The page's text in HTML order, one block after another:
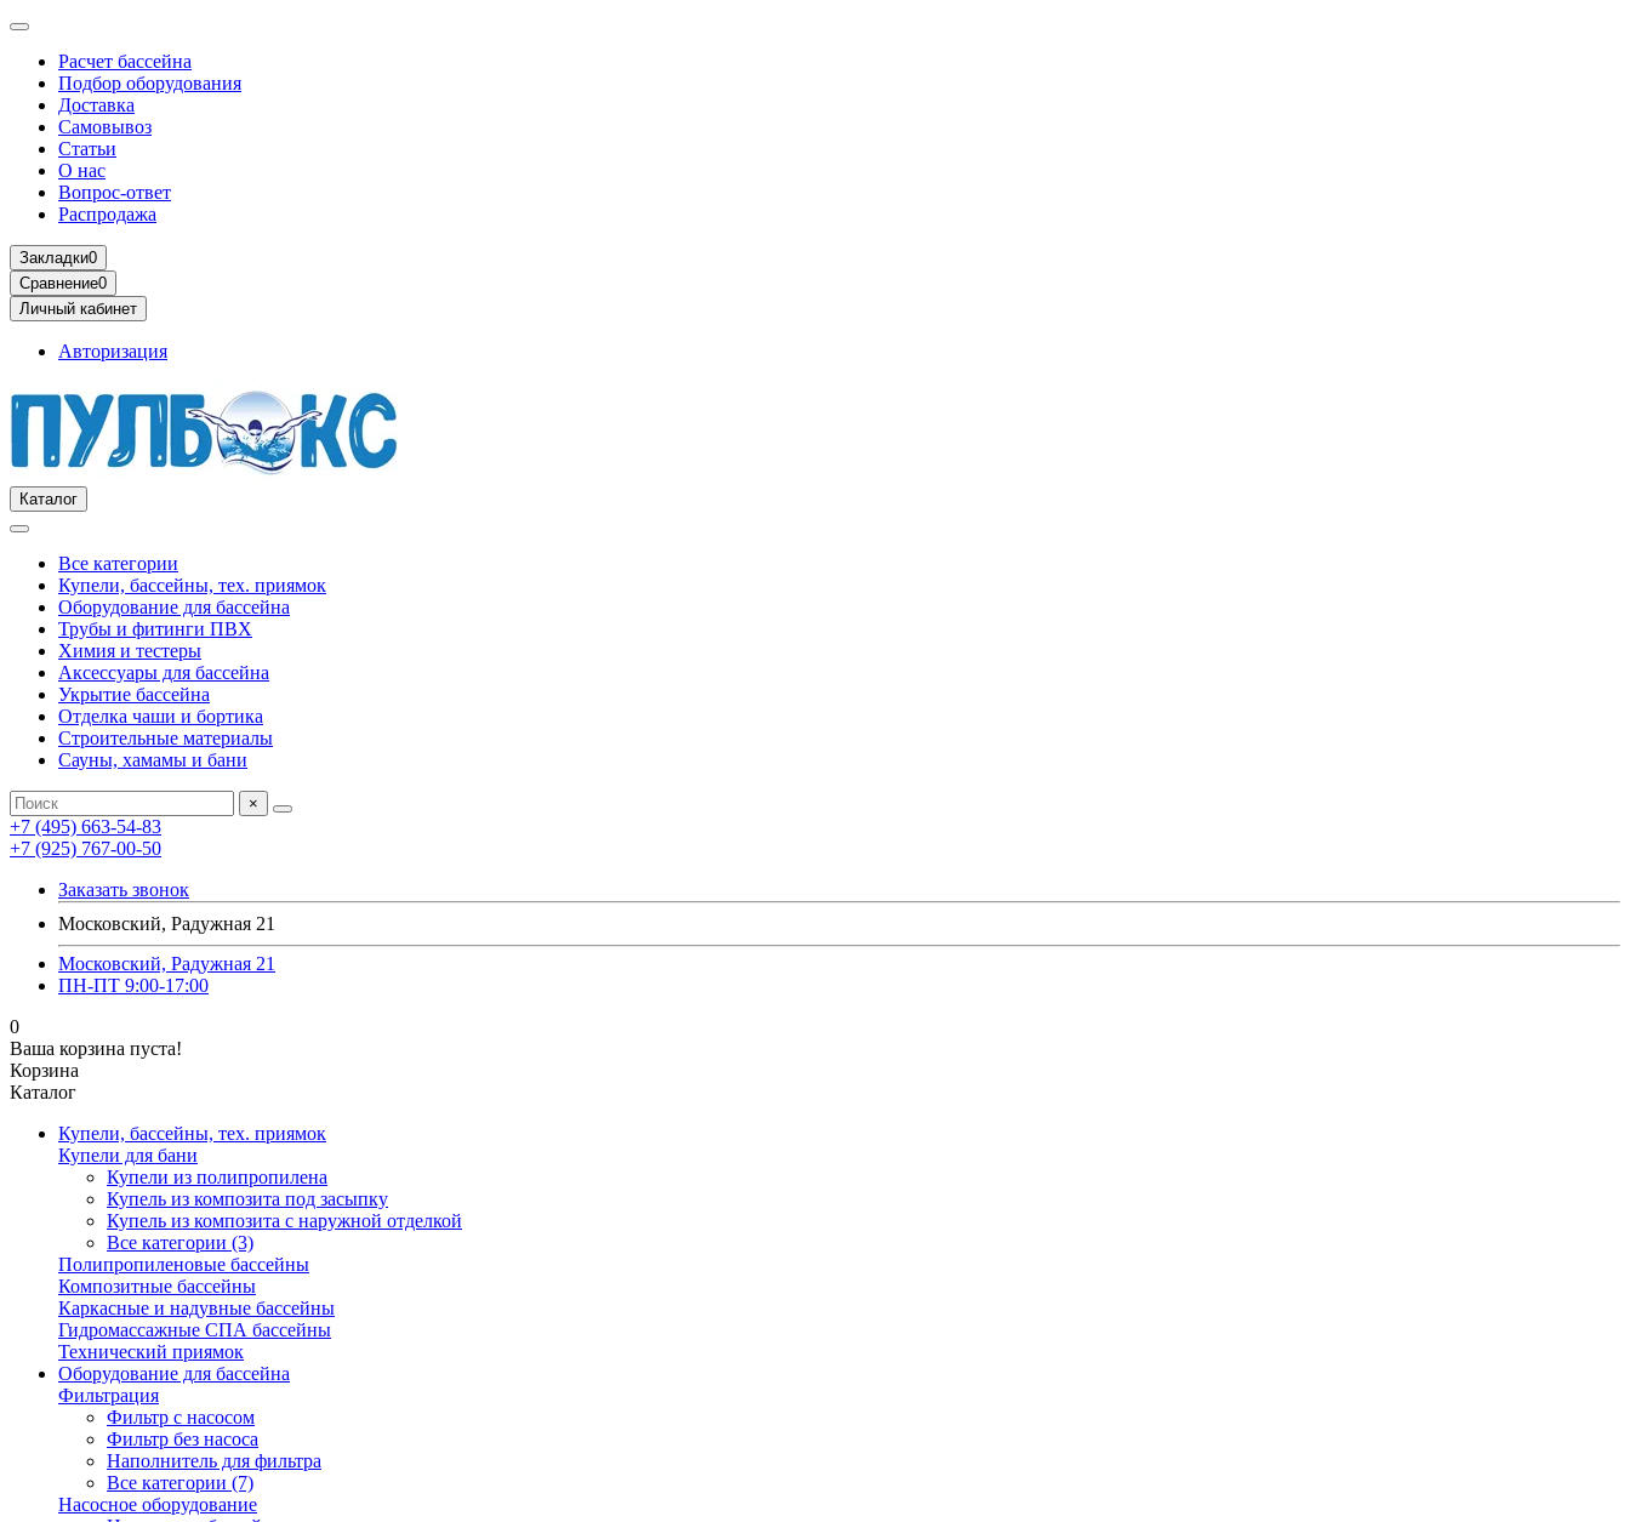
Расчет бассейна
Подбор оборудования
Доставка
Самовывоз
Статьи
О нас
Вопрос-ответ
Распродажа
Закладки0
Сравнение0
Личный кабинет
Авторизация
Каталог
Все категории
Купели, бассейны, тех. приямок
Оборудование для бассейна
Трубы и фитинги ПВХ
Химия и тестеры
Аксессуары для бассейна
Укрытие бассейна
Отделка чаши и бортика
Строительные материалы
Сауны, хамамы и бани
×
+7 (495) 663-54-83
+7 (925) 767-00-50
Заказать звонок
Московский, Радужная 21
Московский, Радужная 21
ПН-ПТ 9:00-17:00
0
Ваша корзина пуста!
Корзина
Каталог
Купели, бассейны, тех. приямок
Купели для бани
Купели из полипропилена
Купель из композита под засыпку
Купель из композита с наружной отделкой
Все категории (3)
Полипропиленовые бассейны
Композитные бассейны
Каркасные и надувные бассейны
Гидромассажные СПА бассейны
Технический приямок
Оборудование для бассейна
Фильтрация
Фильтр с насосом
Фильтр без насоса
Наполнитель для фильтра
Все категории (7)
Насосное оборудование